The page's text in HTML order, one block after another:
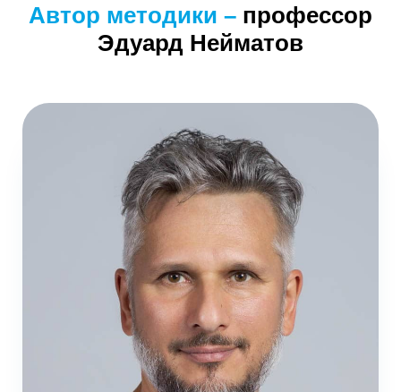
Автор методики – профессор
Эдуард Нейматов